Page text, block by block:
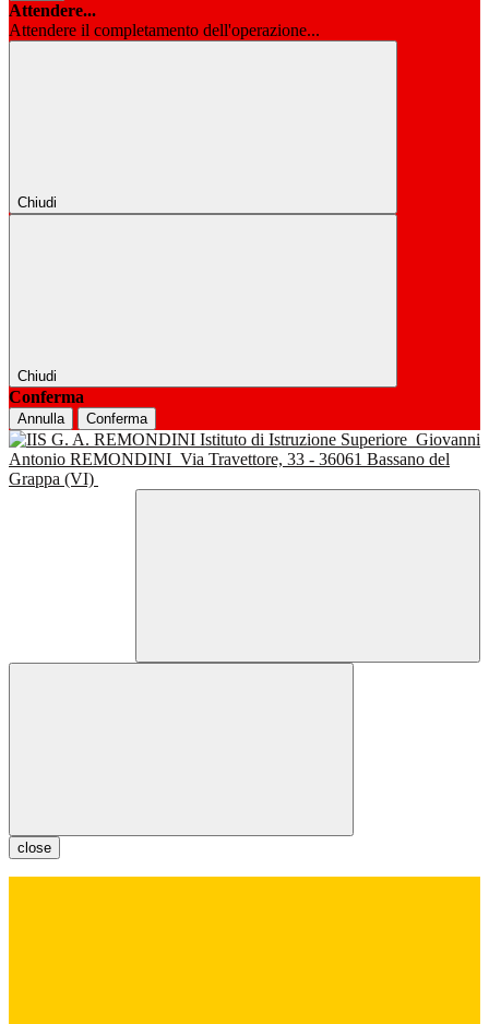
Attendere...
Attendere il completamento dell'operazione...
Chiudi
Chiudi
Conferma
Annulla Conferma
Istituto di Istruzione Superiore Giovanni
Antonio REMONDINI Via Travettore, 33 - 36061 Bassano del
Grappa (VI)
close